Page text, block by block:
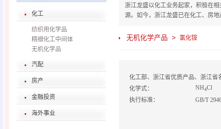
化工
纺织用化学品
精细化工中间体
无机化学品
汽配
房产
金融投资
海外事业
浙江龙盛以化工业务起家，积极在
源。如今，浙江龙盛已在化工、房
无机化学产品 > 氯化铵
化工部、浙江省优质产品、浙江省
化学式：
NH4Cl
执行标准：
GB/T